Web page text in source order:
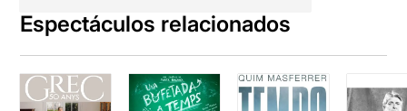
Espectáculos relacionados